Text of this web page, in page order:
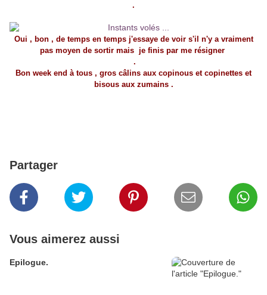
.
Oui , bon , de temps en temps j'essaye de voir s'il n'y a vraiment
pas moyen de sortir mais je finis par me résigner
.
Bon week end à tous , gros câlins aux copinous et copinettes et
bisous aux zumains .
Partager
Vous aimerez aussi
Epilogue.